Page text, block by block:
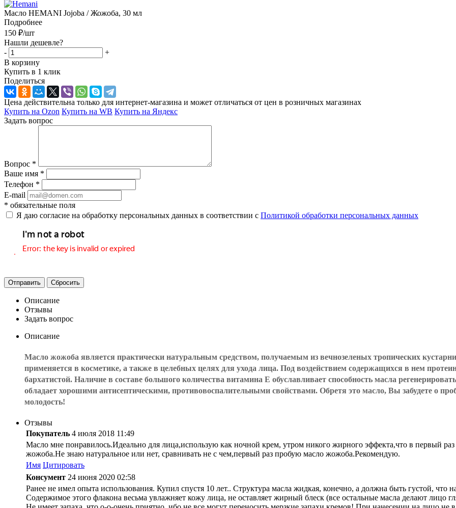
Масло HEMANI Jojoba / Жожоба, 30 мл
Подробнее
150 ₽/шт
Нашли дешевле?
-
+
В корзину
Купить в 1 клик
Поделиться
Цена действительна только для интернет-магазина и может отличаться от цен в розничных магазинах
Купить на Ozon Купить на WB Купить на Яндекс
Задать вопрос
Вопрос *
Ваше имя *
Телефон *
E-mail
* обязательные поля
Я даю согласие на обработку персональных данных в соответствии с Политикой обработки персональных данных
Отправить Сбросить
Описание
Отзывы
Задать вопрос
Описание
Масло жожоба является практически натуральным средством, получаемым из вечнозеленых тропических
применяется в косметике, а также в целебных целях для ухода лица. Под воздействием содержащихся в нем
бархатистой. Наличие в составе большого количества витамина Е обуславливает способность масла
обладает хорошими антисептическими, противовоспалительными свойствами. Обретя это масло, Вы забудете о
молодость!
Отзывы
Покупатель 4 июля 2018 11:49
Масло мне понравилось.Идеально для лица,использую как ночной крем, утром никого жирного эффекта,что в первый
жожоба.Не знаю натуральное или нет, сравнивать не с чем,первый раз пробую масло жожоба.Рекомендую.
Имя Цитировать
Консумент 24 июня 2020 02:58
Ранее не имел опыта использования. Купил спустя 10 лет.. Структура масла жидкая, конечно, а должна быть густой, что
Содержимое этого флакона весьма увлажняет кожу лица, не оставляет жирный блеск (все остальные масла делают лицо